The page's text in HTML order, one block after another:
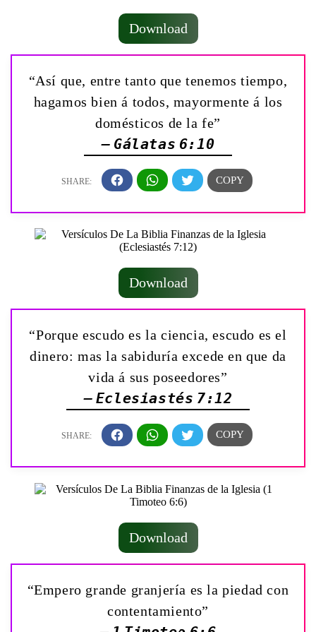
Download
“Así que, entre tanto que tenemos tiempo,
hagamos bien á todos, mayormente á los
domésticos de la fe”
— Gálatas 6:10
Download
“Porque escudo es la ciencia, escudo es el
dinero: mas la sabiduría excede en que da
vida á sus poseedores”
— Eclesiastés 7:12
Download
“Empero grande granjería es la piedad con
contentamiento”